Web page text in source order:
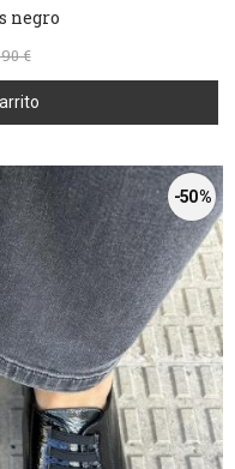
negro
€
-50 %